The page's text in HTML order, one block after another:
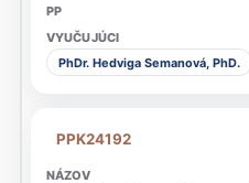
PhDr. Hedviga Semanová, PhD.
PPK24192